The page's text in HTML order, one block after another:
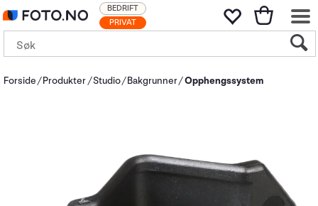
PRIVAT
BEDRIFT
Forside Produkter Studio Bakgrunner Opphengssystem